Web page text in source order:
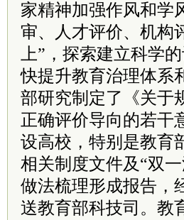
家精神加强作风和学
审、人才评价、机构
上”，探索建立科学
快提升教育治理体系
部研究制定了《关于
正确评价导向的若干
设高校，特别是教育
相关制度文件及“双
做法梳理形成报告，
送教育部科技司。教